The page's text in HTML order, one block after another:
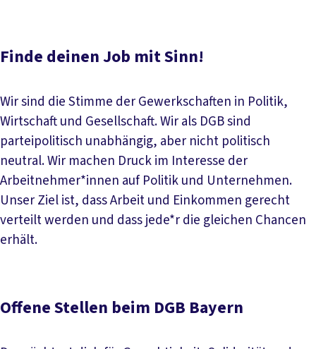
Finde deinen Job mit Sinn!
Wir sind die Stimme der Gewerkschaften in Politik,
Wirtschaft und Gesellschaft. Wir als DGB sind
parteipolitisch unabhängig, aber nicht politisch
neutral. Wir machen Druck im Interesse der
Arbeitnehmer*innen auf Politik und Unternehmen.
Unser Ziel ist, dass Arbeit und Einkommen gerecht
verteilt werden und dass jede*r die gleichen Chancen
erhält.
Offene Stellen beim DGB Bayern